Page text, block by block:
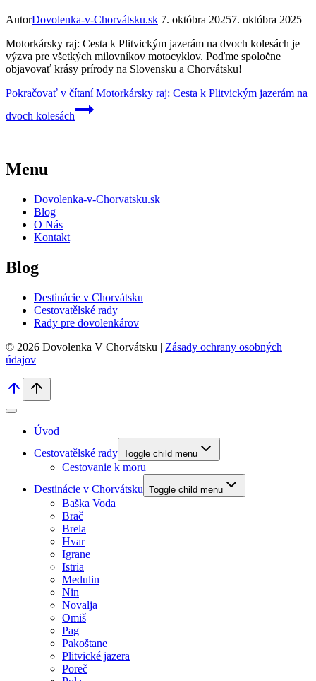
AutorDovolenka-v-Chorvátsku.sk 7. októbra 20257. októbra 2025
Motorkársky raj: Cesta k Plitvickým jazerám na dvoch kolesách je
výzva pre všetkých milovníkov motocyklov. Poďme spoločne
objavovať krásy prírody na Slovensku a Chorvátsku!
Pokračovať v čítaníMotorkársky raj: Cesta k Plitvickým jazerám na
dvoch kolesách
Menu
Dovolenka-v-Chorvatsku.sk
Blog
O Nás
Kontakt
Blog
Destinácie v Chorvátsku
Cestovatělské rady
Rady pre dovolenkárov
© 2026 Dovolenka V Chorvátsku | Zásady ochrany osobných
údajov
Úvod
Cestovatělské rady Toggle child menu
Cestovanie k moru
Destinácie v Chorvátsku Toggle child menu
Baška Voda
Brač
Brela
Hvar
Igrane
Istria
Medulin
Nin
Novalja
Omiš
Pag
Pakoštane
Plitvické jazera
Poreč